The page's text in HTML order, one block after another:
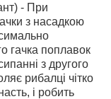
- При
з насадкою
гачка поплавок
з другого
рибалці чітко
і робить